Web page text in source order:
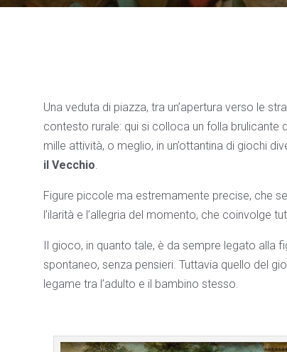
Una veduta di piazza, tra un’apertura verso le
contesto rurale: qui si colloca un folla brulicante
mille attività, o meglio, in un’ottantina di giochi
il Vecchio.
Figure piccole ma estremamente precise, che
l’ilarità e l’allegria del momento, che coinvolge
Il gioco, in quanto tale, è da sempre legato alla
spontaneo, senza pensieri. Tuttavia quello del
legame tra l’adulto e il bambino stesso.